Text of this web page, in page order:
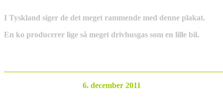
I Tyskland siger de det meget rammende med denne plakat.
En ko producerer lige så meget drivhusgas som en lille bil.
6. december 2011